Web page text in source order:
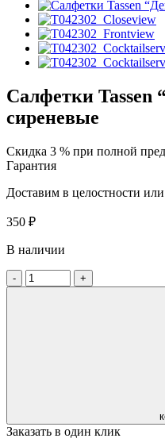
Салфетки Tassen
сиреневые
Скидка 3 % при полной
Гарантия
Доставим в целостности
350 ₽
В наличии
- +
Заказать в один клик